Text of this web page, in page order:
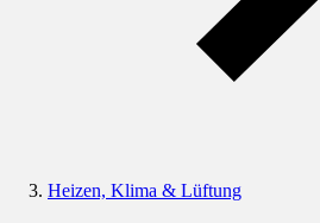
Heizen, Klima & Lüftung